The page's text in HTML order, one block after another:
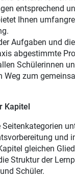
entsprechend
Ihnen
Aufgaben und
abgestimmte
Schülerinnen
Weg zum
Kapitel
Seitenkategorien
und
gleichen
Struktur der
Schüler.